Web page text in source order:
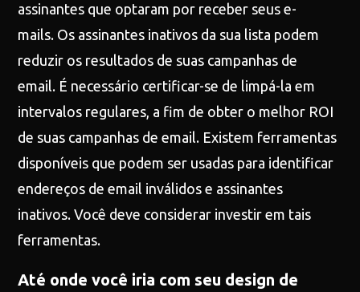
assinantes que optaram por receber seus e-
mails. Os assinantes inativos da sua lista podem
reduzir os resultados de suas campanhas de
email. É necessário certificar-se de limpá-la em
intervalos regulares, a fim de obter o melhor ROI
de suas campanhas de email. Existem ferramentas
disponíveis que podem ser usadas para identificar
endereços de email inválidos e assinantes
inativos. Você deve considerar investir em tais
ferramentas.
Até onde você iria com seu design de